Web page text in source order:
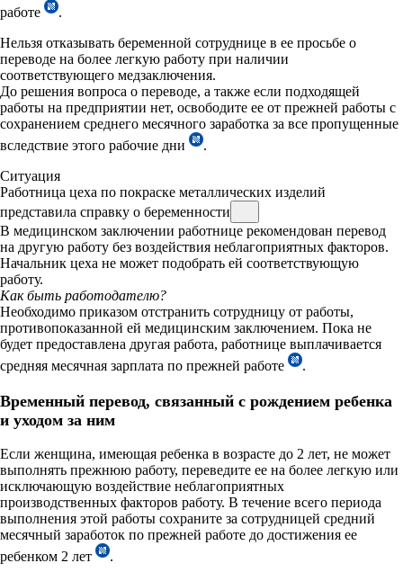
работе
.
Нельзя отказывать беременной сотруднице в ее просьбе о
переводе на более легкую работу при наличии
соответствующего медзаключения.
До решения вопроса о переводе, а также если подходящей
работы на предприятии нет, освободите ее от прежней работы с
сохранением среднего месячного заработка за все пропущенные
вследствие этого рабочие дни
.
Ситуация
Работница цеха по покраске металлических изделий
представила справку о беременности
В медицинском заключении работнице рекомендован перевод
на другую работу без воздействия неблагоприятных факторов.
Начальник цеха не может подобрать ей соответствующую
работу.
Как быть работодателю?
Необходимо приказом отстранить сотрудницу от работы,
противопоказанной ей медицинским заключением. Пока не
будет предоставлена другая работа, работнице выплачивается
средняя месячная зарплата по прежней работе
.
Временный перевод, связанный с рождением ребенка
и уходом за ним
Если женщина, имеющая ребенка в возрасте до 2 лет, не может
выполнять прежнюю работу, переведите ее на более легкую или
исключающую воздействие неблагоприятных
производственных факторов работу. В течение всего периода
выполнения этой работы сохраните за сотрудницей средний
месячный заработок по прежней работе до достижения ее
ребенком 2 лет
.